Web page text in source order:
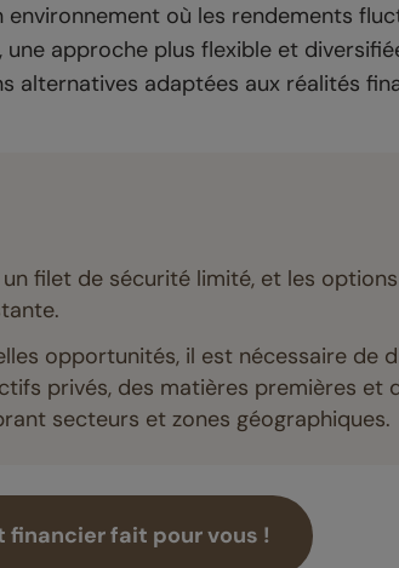
où les rendements
approche plus flexible et
alternatives adaptées aux réalités
filet de sécurité limité, et les
opportunités, il est nécessaire de
privés, des matières premières et
secteurs et zones géographiques.
financier fait pour vous !